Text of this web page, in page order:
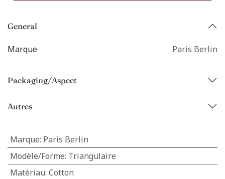
General
Marque Paris Berlin
Packaging/Aspect
Autres
Marque: Paris Berlin
Modèle/Forme: Triangulaire
Matériau: Cotton